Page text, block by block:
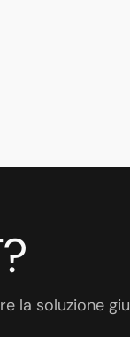
la soluzione